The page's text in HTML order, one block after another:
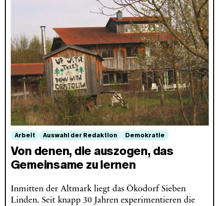
Arbeit Auswahl der Redaktion Demokratie
Von denen, die auszogen, das
Gemeinsame zu lernen
Inmitten der Altmark liegt das Ökodorf Sieben
Linden. Seit knapp 30 Jahren experimentieren die